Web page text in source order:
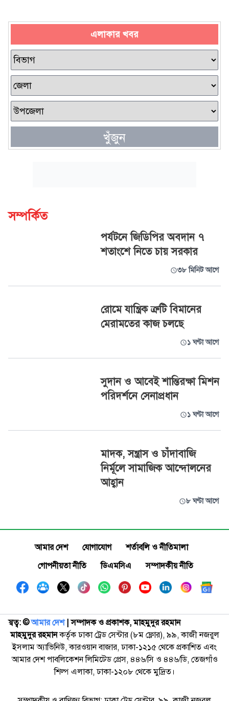
এলাকার খবর
খুঁজুন
সম্পর্কিত
পর্যটনে জিডিপির অবদান ৭
শতাংশে নিতে চায় সরকার
৩৮ মিনিট আগে
রোমে যান্ত্রিক ত্রুটি বিমানের
মেরামতের কাজ চলছে
১ ঘণ্টা আগে
সুদান ও আবেই শান্তিরক্ষা মিশন
পরিদর্শনে সেনাপ্রধান
১ ঘণ্টা আগে
মাদক, সন্ত্রাস ও চাঁদাবাজি
নির্মূলে সামাজিক আন্দোলনের
আহ্বান
৮ ঘণ্টা আগে
আমার দেশ যোগাযোগ
শর্তাবলি ও নীতিমালা
গোপনীয়তা নীতি
ডিএমসিএ সম্পাদকীয় নীতি
স্বত্ব: ©️আমার দেশ| সম্পাদক ও প্রকাশক, মাহমুদুর রহমান
মাহমুদুর রহমানকর্তৃক ঢাকা ট্রেড সেন্টার (৮ম ফ্লোর), ৯৯, কাজী নজরুল
ইসলাম অ্যাভিনিউ, কারওয়ান বাজার, ঢাকা-১২১৫ থেকে প্রকাশিত এবং
আমার দেশ পাবলিকেশন লিমিটেড প্রেস, ৪৪৬/সি ও ৪৪৬/ডি, তেজগাঁও
শিল্প এলাকা, ঢাকা-১২০৮ থেকে মুদ্রিত।